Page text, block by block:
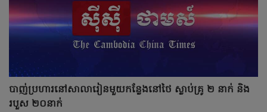
បាញ់ប្រហារនៅសាលារៀនមួយកន្លែងនៅថៃ ស្លាប់គ្រូ ២ នាក់ និង
របួស ២០នាក់